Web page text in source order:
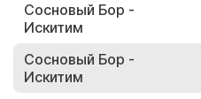
Сосновый Бор -
Искитим
Сосновый Бор -
Искитим